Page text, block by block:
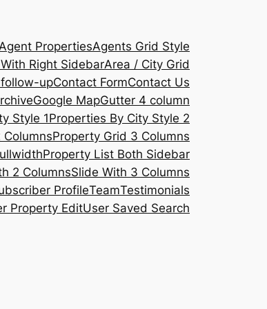
PropertiesAgents Grid Style
Right SidebarArea / City Grid
upContact FormContact Us
Google MapGutter 4 column
Style 1Properties By City Style 2
Property Grid 3 Columns
Property List Both Sidebar
2 ColumnsSlide With 3 Columns
ProfileTeamTestimonials
Property EditUser Saved Search